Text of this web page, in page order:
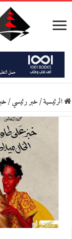
الرئيسية/خبر رئيسي/